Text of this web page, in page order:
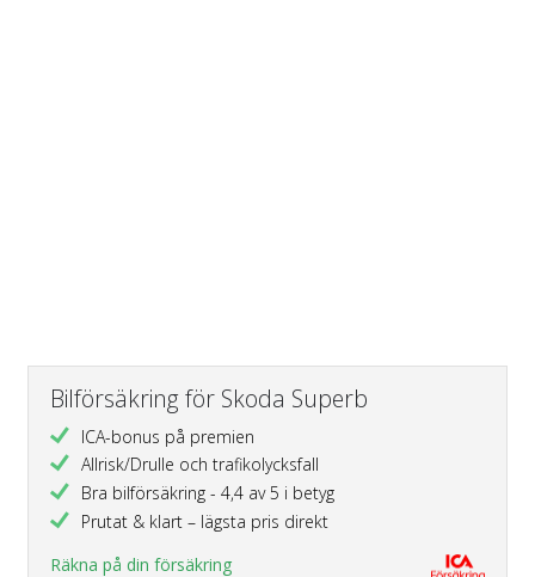
Bilförsäkring för Skoda Superb
ICA-bonus på premien
Allrisk/Drulle och trafikolycksfall
Bra bilförsäkring - 4,4 av 5 i betyg
Prutat & klart – lägsta pris direkt
Räkna på din försäkring